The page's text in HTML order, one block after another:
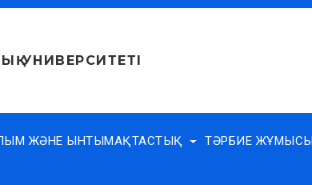
УНИВЕРСИТЕТІ
ЖӘНЕ ЫНТЫМАҚТАСТЫҚ ТӘРБИЕ ЖҰМЫСЫ